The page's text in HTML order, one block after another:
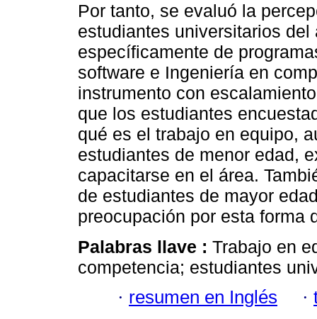
Por tanto, se evaluó la
estudiantes universitarios
específicamente de
software e Ingeniería en
instrumento con
que los estudiantes
qué es el trabajo en equipo,
estudiantes de menor edad,
capacitarse en el área.
de estudiantes de mayor
preocupación por esta forma
Palabras llave : Trabajo en
competencia; estudiantes
· resumen en Inglés ·